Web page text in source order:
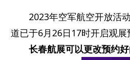
2023年空军航空开放活
道已于6月26日17时开启观
长春航展可以更改预约